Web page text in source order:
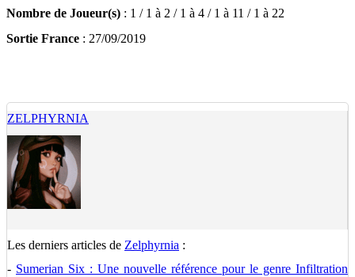
Nombre de Joueur(s) : 1 / 1 à 2 / 1 à 4 / 1 à 11 / 1 à 22
Sortie France : 27/09/2019
ZELPHYRNIA
Les derniers articles de Zelphyrnia :
- Sumerian Six : Une nouvelle référence pour le genre Infiltration